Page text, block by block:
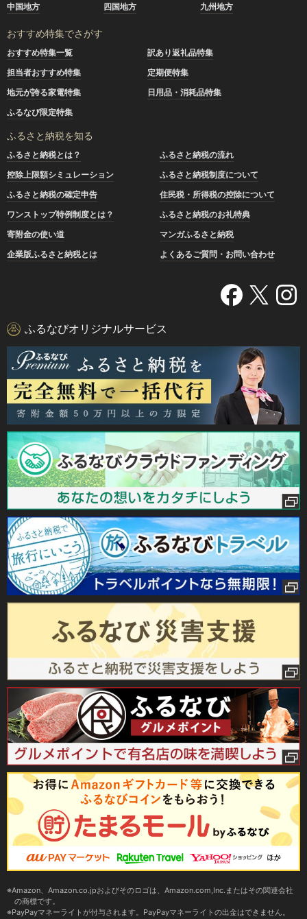
中国地方
四国地方 九州地方
おすすめ特集でさがす
おすすめ特集一覧
訳あり返礼品特集
担当者おすすめ特集
定期便特集
地元が誇る家電特集
日用品・消耗品特集
ふるなび限定特集
ふるさと納税を知る
ふるさと納税とは？
ふるさと納税の流れ
控除上限額シミュレーション
ふるさと納税制度について
ふるさと納税の確定申告
住民税・所得税の控除について
ワンストップ特例制度とは？
ふるさと納税のお礼特典
寄附金の使い道
マンガふるさと納税
企業版ふるさと納税とは
よくあるご質問・お問い合わせ
ふるなびオリジナルサービス
Amazon、Amazon.co.jpおよびそのロゴは、Amazon.com,Inc.またはその関連会社
の商標です。
PayPayマネーライトが付与されます。PayPayマネーライトの出金はできません。